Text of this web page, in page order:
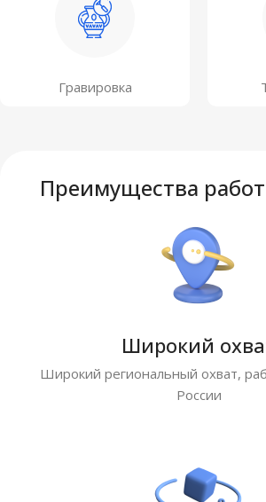
Гравировка
Преимущества
Широкий
Широкий региональный охват,
России